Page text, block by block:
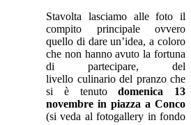
Stavolta lasciamo alle foto il
compito principale ovvero
quello di dare un’idea, a coloro
che non hanno avuto la fortuna
di partecipare, del
livello culinario del pranzo che
si è tenutodomenica 13
novembre in piazza a Conco
(si veda al fotogallery in fondo